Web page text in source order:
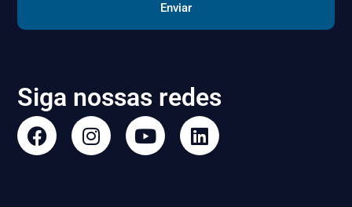
Enviar
Siga nossas redes